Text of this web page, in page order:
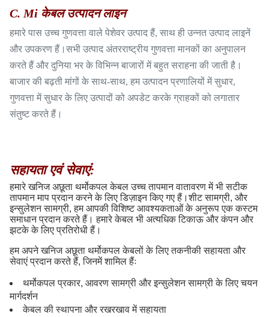
C. Mi केबल उत्पादन लाइन
हमारे पास उच्च गुणवत्ता वाले पेशेवर उत्पाद हैं, साथ ही उन्नत उत्पाद लाइनें
और उपकरण हैं।सभी उत्पाद अंतरराष्ट्रीय गुणवत्ता मानकों का अनुपालन
करते हैं और दुनिया भर के विभिन्न बाजारों में बहुत सराहना की जाती है।
बाजार की बढ़ती मांगों के साथ-साथ, हम उत्पादन प्रणालियों में सुधार,
गुणवत्ता में सुधार के लिए उत्पादों को अपडेट करके ग्राहकों को लगातार
संतुष्ट करते हैं।
सहायता एवं सेवाएं:
हमारे खनिज अछूता थर्मोकपल केबल उच्च तापमान वातावरण में भी सटीक
तापमान माप प्रदान करने के लिए डिज़ाइन किए गए हैं।शीट सामग्री, और
इन्सुलेशन सामग्री, हम आपकी विशिष्ट आवश्यकताओं के अनुरूप एक कस्टम
समाधान प्रदान करते हैं। हमारे केबल भी अत्यधिक टिकाऊ और कंपन और
झटके के लिए प्रतिरोधी हैं।
हम अपने खनिज अछूता थर्मोकपल केबलों के लिए तकनीकी सहायता और
सेवाएं प्रदान करते हैं, जिनमें शामिल हैंः
थर्मोकपल प्रकार, आवरण सामग्री और इन्सुलेशन सामग्री के लिए चयन
मार्गदर्शन
केबल की स्थापना और रखरखाव में सहायता